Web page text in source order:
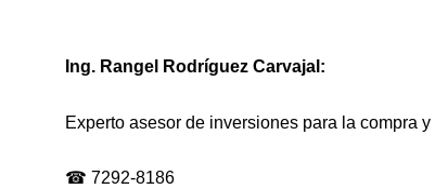
Ing. Rangel Rodríguez Carvajal:
Experto asesor de inversiones para la compra
☎ 7292-8186